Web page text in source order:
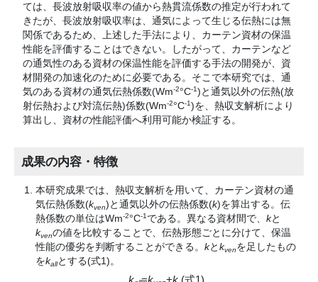
ては、長波放射吸収率の値から熱貫流係数の推定が行われて
きたが、長波放射吸収率は、通気によって生じる伝熱には無
関係であるため、上述した手法により、カーテン資材の保温
性能を評価することはできない。したがって、カーテンなど
の通気性のある資材の保温性能を評価する手法の開発が、資
材開発の加速化のために必要である。そこで本研究では、通
気のある資材の通気伝熱係数(Wm-2°C-1)と通気以外の伝熱(放
射伝熱および対流伝熱)係数(Wm-2°C-1)を、熱収支解析により
算出し、資材の性能評価へ利用可能か検証する。
成果の内容・特徴
本研究成果では、熱収支解析を用いて、カーテン資材の通
気伝熱係数(kven)と通気以外の伝熱係数(k)を算出する。伝
熱係数の単位はWm-2°C-1である。異なる資材間で、 kと
kvenの値を比較することで、伝熱形態ごとに分けて、保温
性能の優劣を判断することができる。 kとkvenを足したもの
をkallとする(式1)。